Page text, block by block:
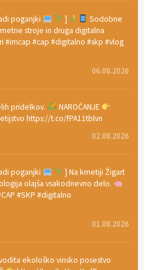
poganjki ]
Sodobne
stroje in druga digitalna
#imcap #cap #digitalno #skp #vlog
06.08.2026
pridelkov.
NAROČANJE
https://t.co/fPA11tblvn
02.08.2026
poganjki
] Na kmetiji Žigart
olajša vsakodnevno delo.
#SKP #digitalno
01.08.2026
ekološko vinsko posestvo